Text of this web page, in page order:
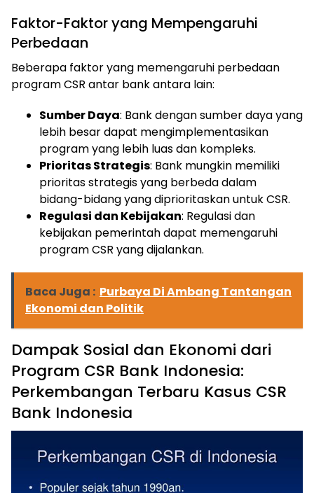
Faktor-Faktor yang Mempengaruhi
Perbedaan
Beberapa faktor yang memengaruhi perbedaan
program CSR antar bank antara lain:
Sumber Daya: Bank dengan sumber daya yang
lebih besar dapat mengimplementasikan
program yang lebih luas dan kompleks.
Prioritas Strategis: Bank mungkin memiliki
prioritas strategis yang berbeda dalam
bidang-bidang yang diprioritaskan untuk CSR.
Regulasi dan Kebijakan: Regulasi dan
kebijakan pemerintah dapat memengaruhi
program CSR yang dijalankan.
Baca Juga : Purbaya Di Ambang Tantangan
Ekonomi dan Politik
Dampak Sosial dan Ekonomi dari
Program CSR Bank Indonesia:
Perkembangan Terbaru Kasus CSR
Bank Indonesia